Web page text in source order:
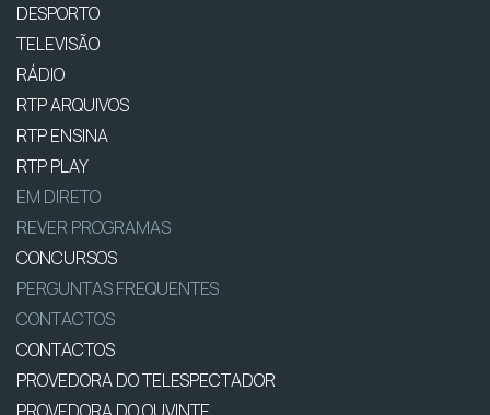
DESPORTO
TELEVISÃO
RÁDIO
RTP ARQUIVOS
RTP ENSINA
RTP PLAY
EM DIRETO
REVER PROGRAMAS
CONCURSOS
PERGUNTAS FREQUENTES
CONTACTOS
CONTACTOS
PROVEDORA DO TELESPECTADOR